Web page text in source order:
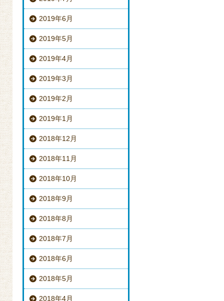
2019年6月
2019年5月
2019年4月
2019年3月
2019年2月
2019年1月
2018年12月
2018年11月
2018年10月
2018年9月
2018年8月
2018年7月
2018年6月
2018年5月
2018年4月